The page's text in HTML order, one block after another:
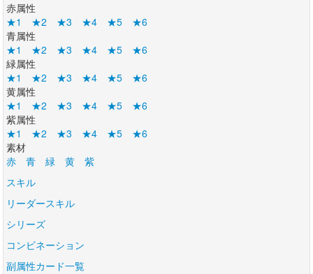
赤属性
★1
★2 ★3 ★4 ★5
★6
青属性
★1
★2 ★3 ★4 ★5
★6
緑属性
★1
★2 ★3 ★4 ★5
★6
黄属性
★1
★2 ★3 ★4 ★5
★6
紫属性
★1
★2 ★3 ★4 ★5
★6
素材
赤
青 緑 黄
紫
スキル
リーダースキル
シリーズ
コンビネーション
副属性カード一覧